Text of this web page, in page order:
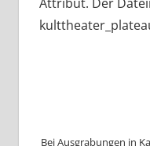
Bei Ausgrabungen in